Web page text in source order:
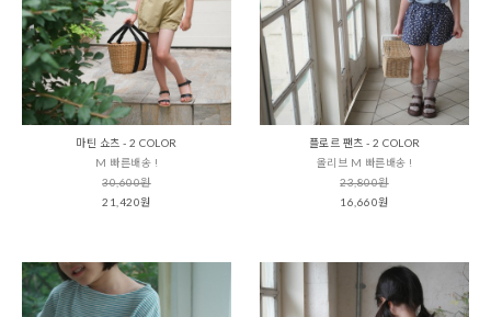
마틴 쇼츠 - 2 COLOR
M 빠른배송 !
30,600원
21,420원
플로르 팬츠 - 2 COLOR
올리브 M 빠른배송 !
23,800원
16,660원